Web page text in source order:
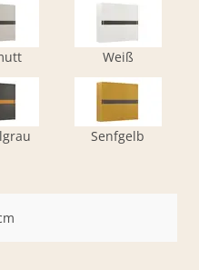
Weiß
Senfgelb